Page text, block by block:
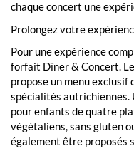
chaque concert une
Prolongez votre
Pour une expérience
forfait Dîner & Concert.
propose un menu exclusif
spécialités autrichiennes.
pour enfants de quatre
végétaliens, sans gluten
également être proposés